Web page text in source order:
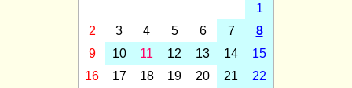
1
2
3 4 5 6 7
8
9
10 11 12 13 14
15
16
17 18 19 20 21
22